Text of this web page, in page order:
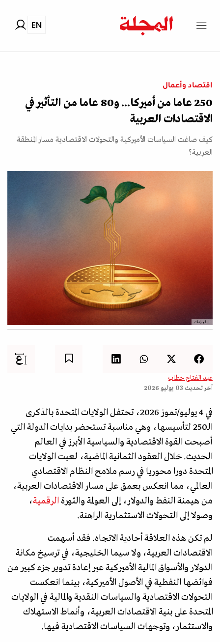
EN
اقتصاد وأعمال
250 عاما من أميركا... و80 عاما من التأثير في
الاقتصادات العربية
كيف صاغت السياسات الأميركية والتحولات الاقتصادية مسار المنطقة
العربية؟
لينا جرادات
عبد الفتاح خطاب
آخر تحديث 03 يوليو 2026
في 4 يوليو/تموز 2026، تحتفل الولايات المتحدة بالذكرى
الـ250 لتأسيسها، وهي مناسبة تستحضر بدايات الدولة التي
أصبحت القوة الاقتصادية والسياسية الأبرز في العالم
الحديث. خلال العقود الثمانية الماضية، لعبت الولايات
المتحدة دورا محوريا في رسم ملامح النظام الاقتصادي
العالمي، مما انعكس بعمق على مسار الاقتصادات العربية،
من هيمنة النفط والدولار، إلى العولمة والثورة الرقمية،
وصولا إلى التحولات الاستثمارية الراهنة.
لم تكن هذه العلاقة أحادية الاتجاه. فقد أسهمت
الاقتصادات العربية، ولا سيما الخليجية، في ترسيخ مكانة
الدولار والأسواق المالية الأميركية عبر إعادة تدوير جزء كبير من
فوائضها النفطية في الأصول الأميركية، بينما انعكست
التحولات الاقتصادية والسياسات النقدية والمالية في الولايات
المتحدة على بنية الاقتصادات العربية، وأنماط الاستهلاك
والاستثمار، وتوجهات السياسات الاقتصادية فيها.